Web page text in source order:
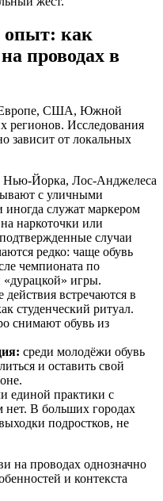
как
проводах в
Европе, США, Южной
регионов. Исследования
зависит от локальных
Нью-Йорка, Лос-Анджелеса
с уличными
иногда служат маркером
наркоточки или
случаи
редко: чаще обувь
чемпионата по
«дурацкой» игры.
действия встречаются в
студенческий ритуал.
снимают обувь из
среди молодёжи обувь
и оставить свой
единой практики с
В больших городах
подростков, не
на проводах однозначно
и контекста